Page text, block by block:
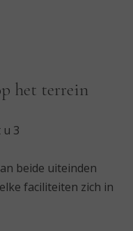
het terrein
u 3
beide uiteinden
faciliteiten zich in